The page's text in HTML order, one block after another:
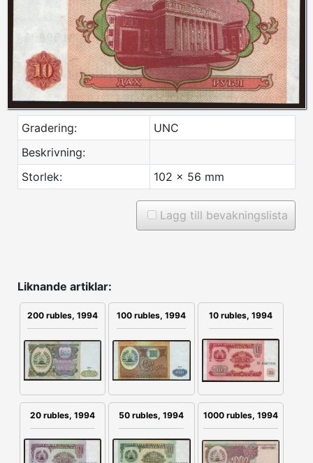
Gradering:
UNC
Beskrivning:
Storlek:
102 x 56 mm
Lagg till bevakningslista
Liknande artiklar:
200 rubles, 1994 100 rubles, 1994 10 rubles, 1994
20 rubles, 1994 50 rubles, 1994 1000 rubles, 1994